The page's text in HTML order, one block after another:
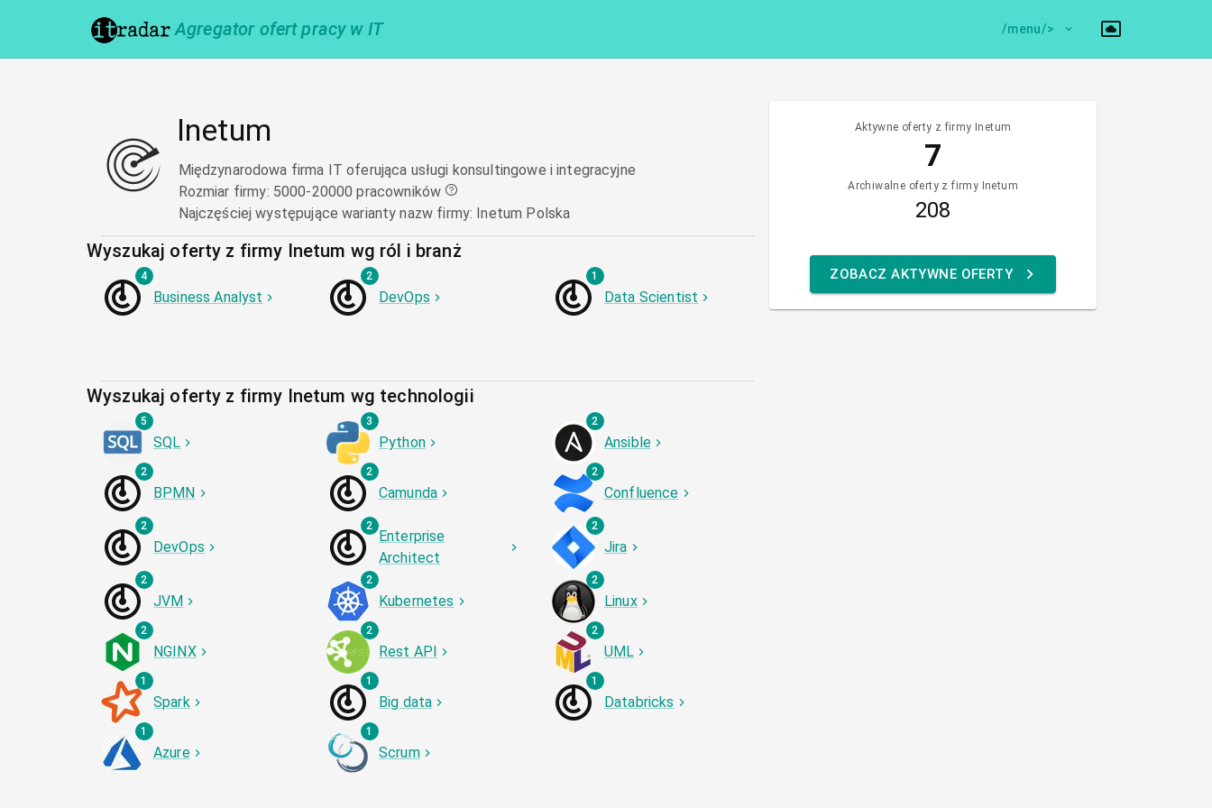
Agregator ofert pracy w IT /menu/>
Inetum
Międzynarodowa firma IT oferująca usługi konsultingowe i integracyjne
Rozmiar firmy: 5000-20000 pracowników
Najczęściej występujące warianty nazw firmy: Inetum Polska
Wyszukaj oferty z firmy Inetum wg ról i branż
4
Business Analyst
2
DevOps
1
Data Scientist
Wyszukaj oferty z firmy Inetum wg technologii
5
SQL
3
Python
2
Ansible
2
BPMN
2
Camunda
2
Confluence
2
DevOps
2
Enterprise
Architect
2
Jira
2
JVM
2
Kubernetes
2
Linux
2
NGINX
2
Rest API
2
UML
1
Spark
1
Big data
1
Databricks
1
Azure
1
Scrum
Aktywne oferty z firmy Inetum
7
Archiwalne oferty z firmy Inetum
208
ZOBACZ AKTYWNE OFERTY